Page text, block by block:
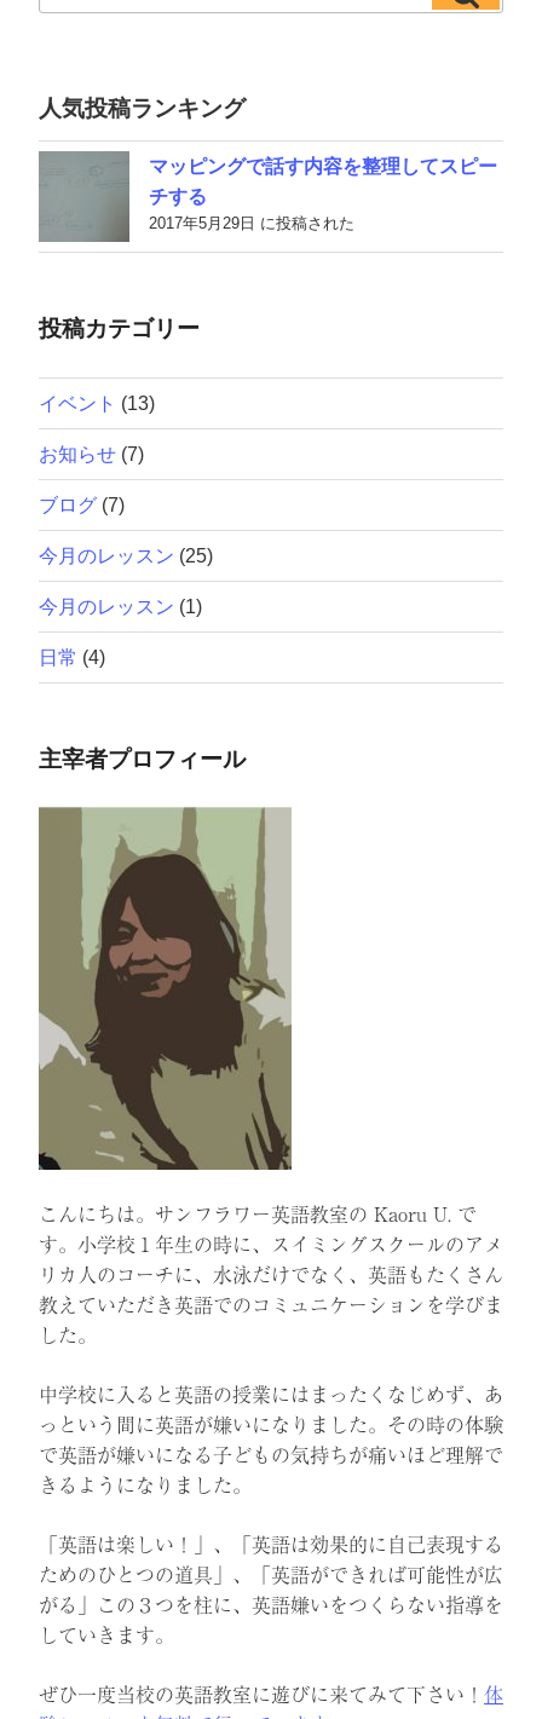
索:
人気投稿ランキング
マッピングで話す内容を整理してスピー
チする
2017年5月29日 に投稿された
投稿カテゴリー
イベント (13)
お知らせ (7)
ブログ (7)
今月のレッスン (25)
今月のレッスン (1)
日常 (4)
主宰者プロフィール
こんにちは。サンフラワー英語教室の Kaoru U. で
す。小学校１年生の時に、スイミングスクールのアメ
リカ人のコーチに、水泳だけでなく、英語もたくさん
教えていただき英語でのコミュニケーションを学びま
した。
中学校に入ると英語の授業にはまったくなじめず、あ
っという間に英語が嫌いになりました。その時の体験
で英語が嫌いになる子どもの気持ちが痛いほど理解で
きるようになりました。
「英語は楽しい！」、「英語は効果的に自己表現する
ためのひとつの道具」、「英語ができれば可能性が広
がる」この３つを柱に、英語嫌いをつくらない指導を
していきます。
ぜひ一度当校の英語教室に遊びに来てみて下さい！ 体